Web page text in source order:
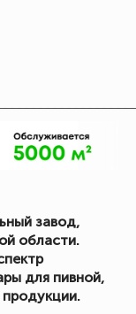
завод,
области.
для пивной,